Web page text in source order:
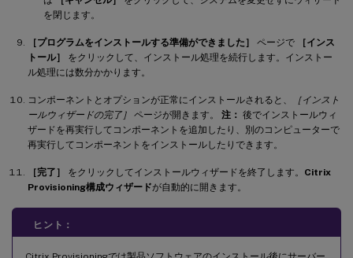
を閉じます。
［プログラムをインストールする準備ができました］ ページで
［インス
トール］
をクリックして、インストール処理を続行します。インストー
ル処理には数分かかります。
コンポーネントとオプションが正常にインストールされると、
［インスト
ールウィザードの完了］
ページが開きます。 注： 後でインストールウィ
ザードを再実行してコンポーネントを追加したり、別のコンピューターで
再実行してコンポーネントをインストールしたりできます。
［完了］ をクリックしてインストールウィザードを終了します。 Citrix
Provisioning構成ウィザードが自動的に開きます。
ヒント：